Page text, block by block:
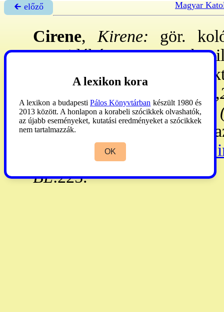
🡰 előző Magyar
Cirene, Kirene: gör.
partvidékén. 2010:Barha,
elfoglalták a
(1Mak
külön zsinagógájuk volt
pogányoknak is hirdették
, →Luciusz
BL:225.
A lexikon kora
A lexikon a budapesti Pálos Könyvtárban készült 1980 és
2013 között. A honlapon a korabeli szócikkek olvashatók,
az újabb eseményeket, kutatási eredményeket a szócikkek
nem tartalmazzák.
OK